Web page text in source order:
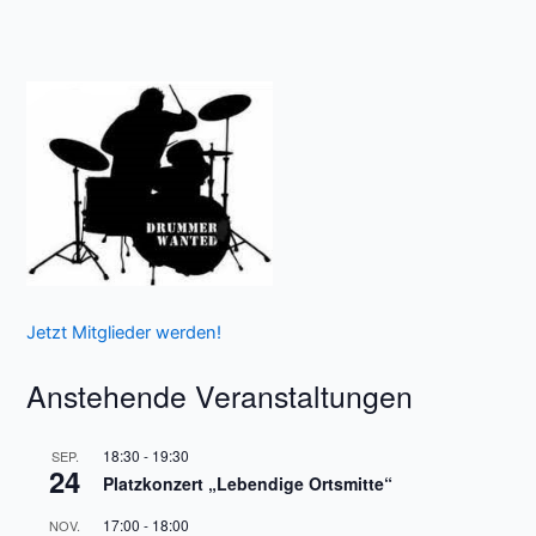
Jetzt Mitglieder werden!
Anstehende Veranstaltungen
SEP.
24
18:30 - 19:30
Platzkonzert „Lebendige Ortsmitte“
NOV. 17:00 - 18:00